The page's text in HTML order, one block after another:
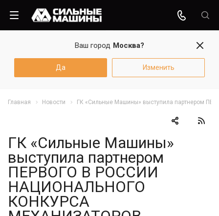
Ваш город Москва?
Да Изменить
Главная Новости ГК «Сильные Машины» выступила
ГК «Сильные Машины»
выступила партнером
ПЕРВОГО В РОССИИ
НАЦИОНАЛЬНОГО
КОНКУРСА